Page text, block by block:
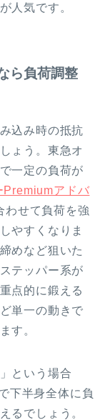
人気です。
ら負荷調整
込み時の抵抗
ょう。東急オ
一定の負荷が
Premiumアドバ
わせて負荷を強
やすくなりま
めなど狙いた
テッパー系が
点的に鍛える
単一の動きで
す。
という場合
下半身全体に負
るでしょう。